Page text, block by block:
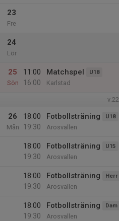
23
Fre
24
Lör
25
Sön
11:00
16:00
Matchspel U18
Karlstad
v.22
26
Mån
18:00
19:30
Fotbollsträning U18
Arosvallen
18:00
19:30
Fotbollsträning U15
Arosvallen
18:00
19:30
Fotbollsträning Herr
Arosvallen
18:00
19:30
Fotbollsträning Dam
Arosvallen